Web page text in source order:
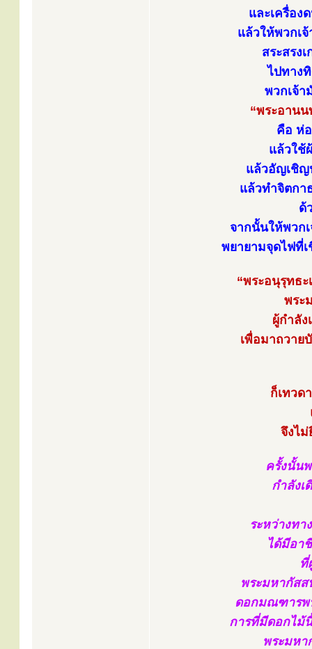
และเครื่อง
แล้วให้พวกเ
สระสรง
ไปทาง
พวกเจ้า
“พระอานน
คือ ห่
แล้วใช้
แล้วอัญเชิญ
แล้วทำจิตก
ด้
จากนั้นให้พวก
พยายามจุดไฟที่
“พระอนุรุทธะ
พระ
ผู้กำลัง
เพื่อมาถวาย
ก็เทวด
จึงไ
ครั้งนั้น
กำลังเ
ระหว่างท
ได้มีอา
ที่
พระมหากัสส
ดอกมณฑารพ
การที่มีดอกไม้
พระมหา